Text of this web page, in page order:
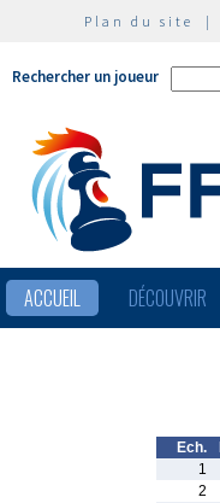
Plan du site |
Rechercher un joueur
ACCUEIL DÉCOUVRIR
Ech.
1
2